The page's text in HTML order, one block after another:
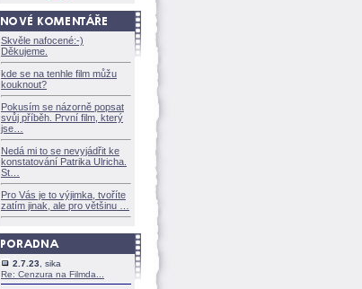
Skvěle nafocené:-)
Děkujeme.
kde se na tenhle film můžu
kouknout?
Pokusím se názorně popsat
svůj příběh. První film, který
jse
Nedá mi to se nevyjádřit ke
konstatování Patrika Ulricha.
St
Pro Vás je to výjimka, tvoříte
zatím jinak, ale pro většinu
2.7.23 , sika
Re: Cenzura na Filmda...